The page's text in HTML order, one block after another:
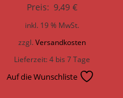
Preis: 9,49 €
inkl. 19 % MwSt.
zzgl. Versandkosten
Lieferzeit:4 bis 7 Tage
Auf die Wunschliste